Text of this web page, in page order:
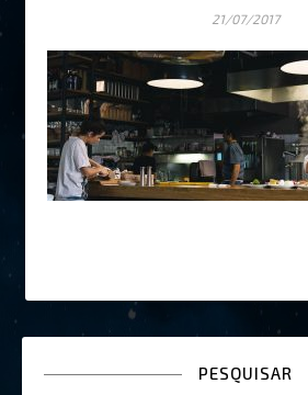
21/07/2017
PESQUISAR